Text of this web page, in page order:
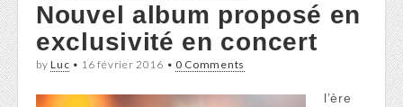
Nouvel album proposé en
exclusivité en concert
byLuc • 16 février 2016 • 0 Comments
l’ère